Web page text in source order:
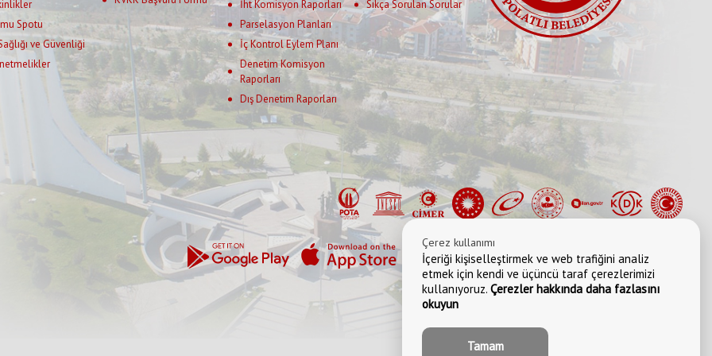
Spotu
ve Güvenliği
İht Komisyon Raporları
Parselasyon Planları
İç Kontrol Eylem Planı
Denetim Komisyon
Raporları
Dış Denetim Raporları
Sıkça Sorulan Sorular
Çerez kullanımı
İçeriği kişiselleştirmek ve web trafiğini analiz
etmek için kendi ve üçüncü taraf çerezlerimizi
kullanıyoruz. Çerezler hakkında daha fazlasını
okuyun
Tamam